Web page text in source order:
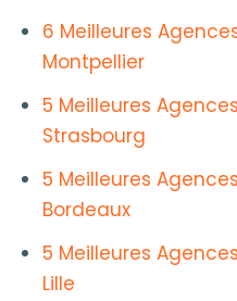
6 Meilleures
Montpellier
5 Meilleures
Strasbourg
5 Meilleures
Bordeaux
5 Meilleures
Lille